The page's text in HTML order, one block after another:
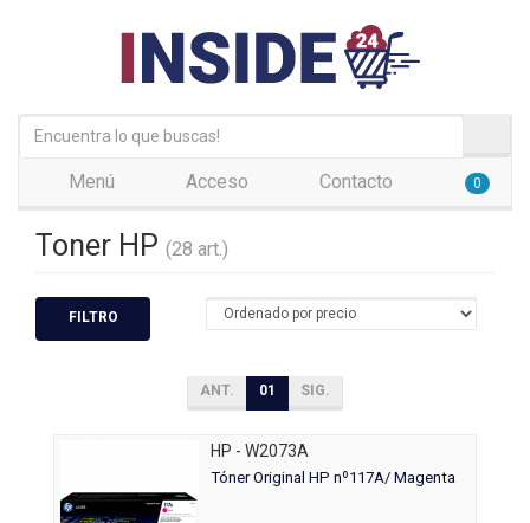
Menú Acceso Contacto 0
Toner HP (28 art.)
FILTRO
ANT. 01 SIG.
HP - W2073A
Tóner Original HP nº117A/ Magenta